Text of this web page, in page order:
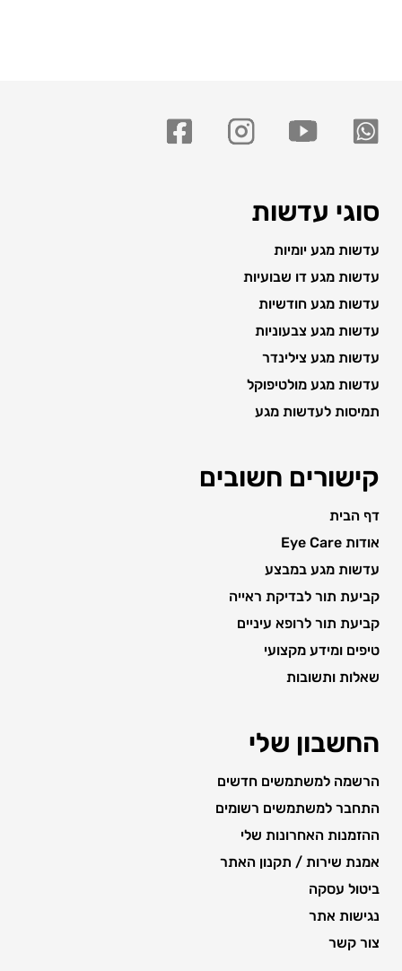
סוגי עדשות
עדשות מגע יומיות
עדשות מגע דו שבועיות
עדשות מגע חודשיות
עדשות מגע צבעוניות
עדשות מגע צילינדר
עדשות מגע מולטיפוקל
תמיסות לעדשות מגע
קישורים חשובים
דף הבית
אודות Eye Care
עדשות מגע במבצע
קביעת תור לבדיקת ראייה
קביעת תור לרופא עיניים
טיפים ומידע מקצועי
שאלות ותשובות
החשבון שלי
הרשמה למשתמשים חדשים
התחבר למשתמשים רשומים
ההזמנות האחרונות שלי
אמנת שירות / תקנון האתר
ביטול עסקה
נגישות אתר
צור קשר